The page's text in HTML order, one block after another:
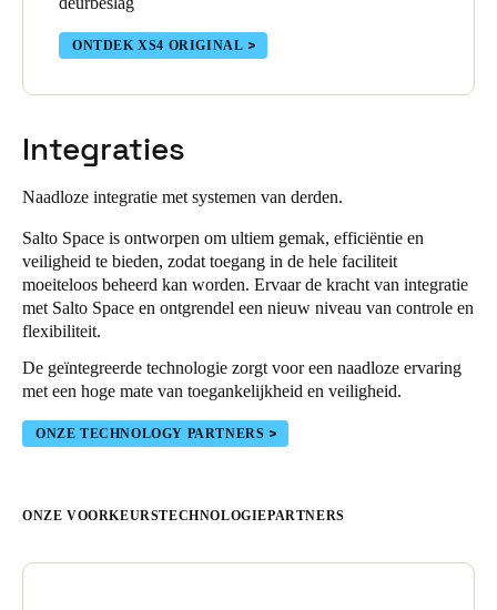
ONTDEK XS4 ORIGINAL
Integraties
Naadloze integratie met systemen van derden.
Salto Space is ontworpen om ultiem gemak, efficiëntie en
veiligheid te bieden, zodat toegang in de hele faciliteit
moeiteloos beheerd kan worden. Ervaar de kracht van integratie
met Salto Space en ontgrendel een nieuw niveau van controle en
flexibiliteit.
De geïntegreerde technologie zorgt voor een naadloze ervaring
met een hoge mate van toegankelijkheid en veiligheid.
ONZE TECHNOLOGY PARTNERS
ONZE VOORKEURSTECHNOLOGIEPARTNERS